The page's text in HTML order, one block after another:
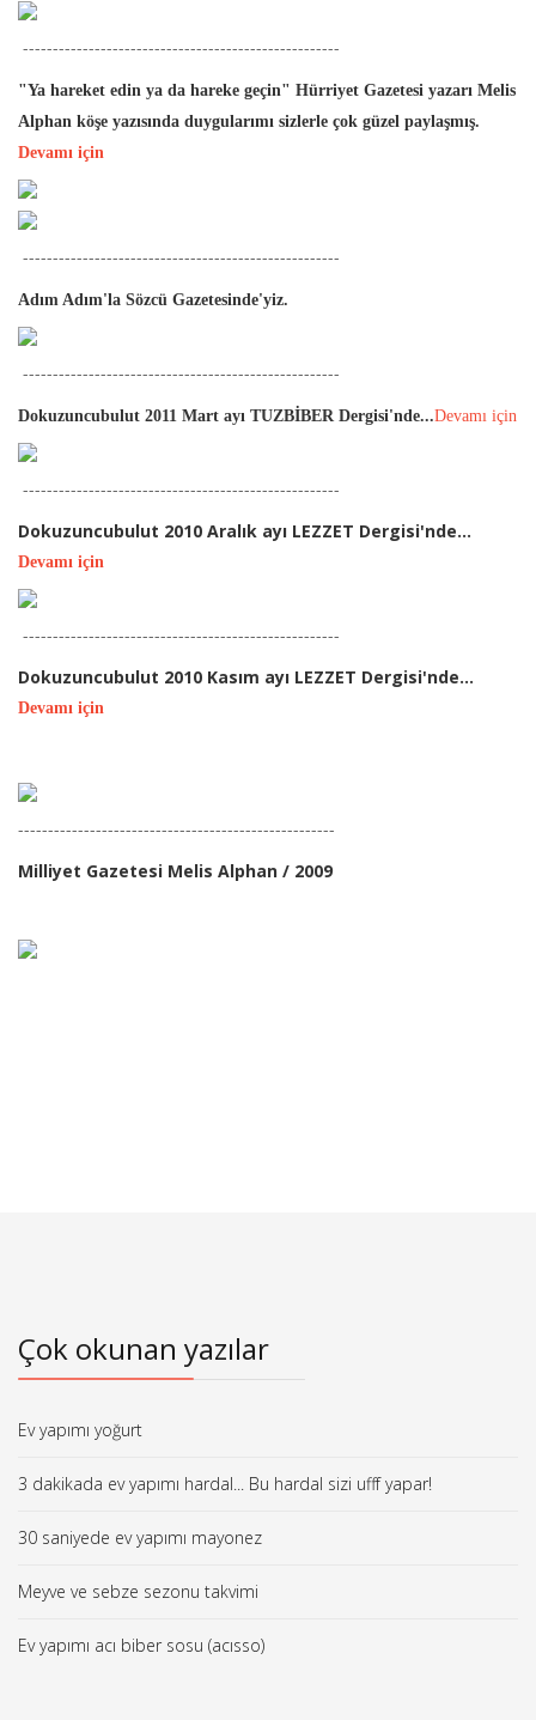
-----------------------------------------------------
"Ya hareket edin ya da hareke geçin" Hürriyet Gazetesi yazarı Melis
Alphan köşe yazısında duygularımı sizlerle çok güzel paylaşmış.
Devamı için
-----------------------------------------------------
Adım Adım'la Sözcü Gazetesinde'yiz.
-----------------------------------------------------
Dokuzuncubulut 2011 Mart ayı TUZBİBER Dergisi'nde...Devamı için
-----------------------------------------------------
Dokuzuncubulut 2010 Aralık ayı LEZZET Dergisi'nde...
Devamı için
-----------------------------------------------------
Dokuzuncubulut 2010 Kasım ayı LEZZET Dergisi'nde...
Devamı için
-----------------------------------------------------
Milliyet Gazetesi Melis Alphan / 2009
Çok okunan yazılar
Ev yapımı yoğurt
3 dakikada ev yapımı hardal... Bu hardal sizi ufff yapar!
30 saniyede ev yapımı mayonez
Meyve ve sebze sezonu takvimi
Ev yapımı acı biber sosu (acısso)